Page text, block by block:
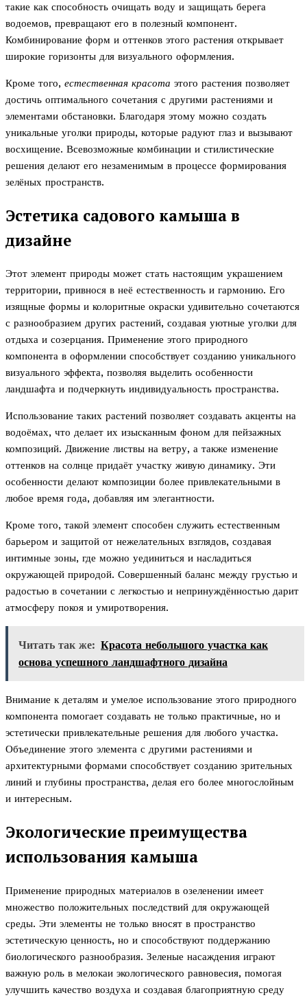
такие как способность очищать воду и защищать берега
водоемов, превращают его в полезный компонент.
Комбинирование форм и оттенков этого растения открывает
широкие горизонты для визуального оформления.
Кроме того, естественная красота этого растения позволяет
достичь оптимального сочетания с другими растениями и
элементами обстановки. Благодаря этому можно создать
уникальные уголки природы, которые радуют глаз и вызывают
восхищение. Всевозможные комбинации и стилистические
решения делают его незаменимым в процессе формирования
зелёных пространств.
Эстетика садового камыша в
дизайне
Этот элемент природы может стать настоящим украшением
территории, привнося в неё естественность и гармонию. Его
изящные формы и колоритные окраски удивительно сочетаются
с разнообразием других растений, создавая уютные уголки для
отдыха и созерцания. Применение этого природного
компонента в оформлении способствует созданию уникального
визуального эффекта, позволяя выделить особенности
ландшафта и подчеркнуть индивидуальность пространства.
Использование таких растений позволяет создавать акценты на
водоёмах, что делает их изысканным фоном для пейзажных
композиций. Движение листвы на ветру, а также изменение
оттенков на солнце придаёт участку живую динамику. Эти
особенности делают композиции более привлекательными в
любое время года, добавляя им элегантности.
Кроме того, такой элемент способен служить естественным
барьером и защитой от нежелательных взглядов, создавая
интимные зоны, где можно уединиться и насладиться
окружающей природой. Совершенный баланс между грустью и
радостью в сочетании с легкостью и непринуждённостью дарит
атмосферу покоя и умиротворения.
Читать так же: Красота небольшого участка как
основа успешного ландшафтного дизайна
Внимание к деталям и умелое использование этого природного
компонента помогает создавать не только практичные, но и
эстетически привлекательные решения для любого участка.
Объединение этого элемента с другими растениями и
архитектурными формами способствует созданию зрительных
линий и глубины пространства, делая его более многослойным
и интересным.
Экологические преимущества
использования камыша
Применение природных материалов в озеленении имеет
множество положительных последствий для окружающей
среды. Эти элементы не только вносят в пространство
эстетическую ценность, но и способствуют поддержанию
биологического разнообразия. Зеленые насаждения играют
важную роль в мелокаи экологического равновесия, помогая
улучшить качество воздуха и создавая благоприятную среду